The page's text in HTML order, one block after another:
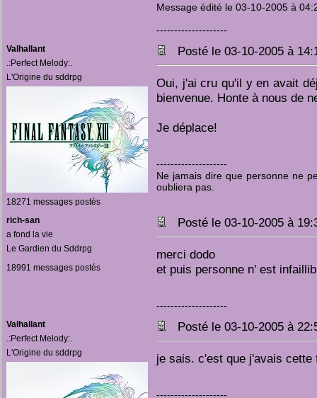
Message édité le 03-10-2005 à
--------------------
Valhallant
.:Perfect Melody:.
L'Origine du sddrpg
18271 messages postés
Posté le 03-10-2005 à
Oui, j'ai cru qu'il y en avait
bienvenue. Honte à nous de
Je déplace!
--------------------
Ne jamais dire que personne ne
oubliera pas.
rich-san
a fond la vie
Le Gardien du Sddrpg
18991 messages postés
Posté le 03-10-2005 à
merci dodo
et puis personne n' est
--------------------
Valhallant
.:Perfect Melody:.
L'Origine du sddrpg
Posté le 03-10-2005 à
je sais. c'est que j'avais
--------------------